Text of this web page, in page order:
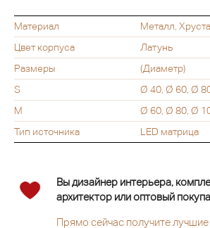
Материал
Металл,
Цвет корпуса
Латунь
Размеры
(Диаметр)
S
Ø 40, Ø 60, Ø
M
Ø 60, Ø 80, Ø
Тип источника
LED матрица
Вы дизайнер интерьера,
архитектор или оптовый
Прямо сейчас получите